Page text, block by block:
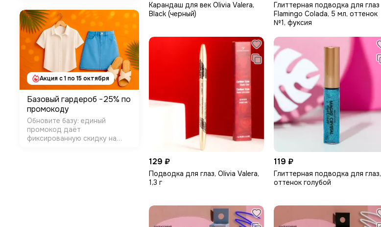
Карандаш для век Olivia Valera,
Black (черный)
Глиттерная подводка для глаз
Flamingo Colada, 5 мл, оттенок
№1, фуксия
129 ₽
Подводка для глаз, Olivia Valera,
1,3 г
119 ₽
Глиттерная подводка для глаз,
оттенок голубой
уходит на e-mail/SMS.
Условия: Категории:
Электроника Как получить:
промокод DIGI10 на шаге
оплаты Сроки: до …
Акция с 1 по 15 октября
Базовый гардероб −25% по
промокоду
Обновите базу: единый
промокод даёт
фиксированную скидку на